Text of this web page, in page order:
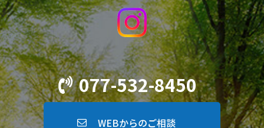
077-532-8450
WEBからのご相談